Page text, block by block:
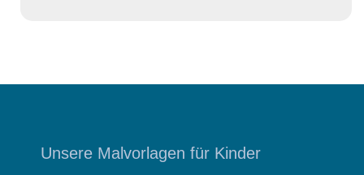
Unsere Malvorlagen für Kinder